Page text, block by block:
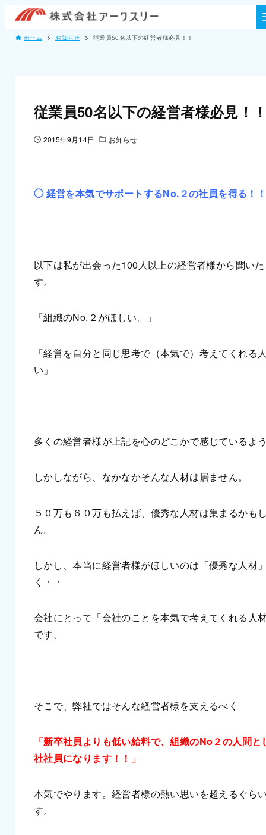
ホーム お知らせ 従業員50名以下の経営者様必見！！
従業員50名以下の経営者様必見！
2015年9月14日 お知らせ
◯ 経営を本気でサポートするNo.２の社員を得る！
以下は私が出会った100人以上の経営者様から聞い
す。
「組織のNo.２がほしい。」
「経営を自分と同じ思考で（本気で）考えてくれる
い」
多くの経営者様が上記を心のどこかで感じているよ
しかしながら、なかなかそんな人材は居ません。
５０万も６０万も払えば、優秀な人材は集まるかも
ん。
しかし、本当に経営者様がほしいのは「優秀な人材
く・・
会社にとって「会社のことを本気で考えてくれる人
です。
そこで、弊社ではそんな経営者様を支えるべく
「新卒社員よりも低い給料で、組織のNo２の人間と
社社員になります！！」
本気でやります。経営者様の熱い思いを超えるぐら
す。